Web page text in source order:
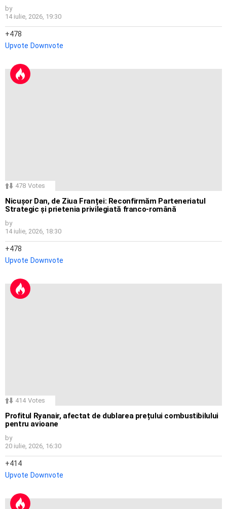
by
14 iulie, 2026, 19:30
478
Upvote Downvote
478 Votes
Nicușor Dan, de Ziua Franței: Reconfirmăm Parteneriatul
Strategic și prietenia privilegiată franco-română
by
14 iulie, 2026, 18:30
478
Upvote Downvote
414 Votes
Profitul Ryanair, afectat de dublarea prețului combustibilului
pentru avioane
by
20 iulie, 2026, 16:30
414
Upvote Downvote